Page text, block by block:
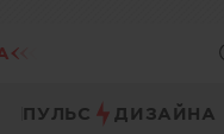
ПУЛЬС ДИЗАЙНА